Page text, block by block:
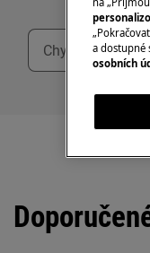
a dostupné
osobních